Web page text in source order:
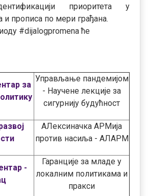
приоритета у
и прописа по мери грађана.
#dijalogpromena ће
за
Управљање пандемијом
- Научене лекције за
сигурнију будућност
АЛексиначка АРМија
против насиља - АЛАРМ
-
Гаранције за младе у
локалним политикама и
пракси